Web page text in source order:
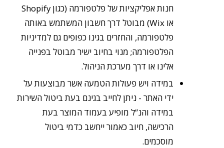
חנות אפליקציות של פלטפורמה (כגון Shopify
או Wix) מבוטל דרך חשבון המשתמש באותה
פלטפורמה, והחזרים בגינו כפופים גם למדיניות
הפלטפורמה; מנוי בחיוב ישיר מבוטל בפנייה
אלינו או דרך מערכת הניהול.
במידה ויש פעולות הטמעה אשר מבוצעות על
ידי האתר - ניתן לחייב בגינם בעת ביטול השירות
במידה והנ”ל מופיע בעמוד המוצר בעת
הרכישה, חיוב כאמור ייחשב כדמי ביטול
מוסכמים.